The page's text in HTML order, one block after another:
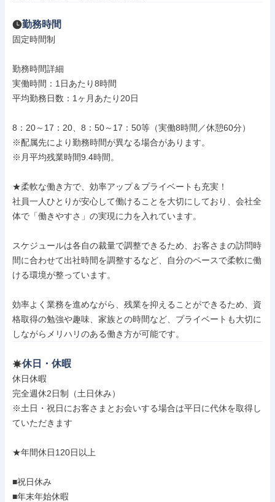
勤務時間
固定時間制
勤務時間詳細
実働時間：1日あたり8時間
平均勤務日数：1ヶ月あたり20日
8：20～17：20、8：50～17：50等（実働8時間／休憩60分）
※配属先により勤務時間が異なる場合があります。
※月平均残業時間9.4時間。
★柔軟な働き方で、効率アップ＆プライベートも充実！
社員一人ひとりが安心して働けることを大切にしており、会社全
体で「働きやすさ」の実現に力を入れています。
スケジュールは各自の裁量で調整できるため、お客さまの訪問時
間に合わせて出社時間を調整するなど、自分のペースで柔軟に働
ける環境が整っています。
効率よく業務を進めながら、残業を抑えることができるため、資
格取得の勉強や趣味、家族との時間など、プライベートも大切に
しながらメリハリのある働き方が可能です。
休日・休暇
休日休暇
完全週休2日制（土日休み）
※土日・祝日にお客さまとお会いする場合は平日に代休を取得し
ていただきます
★年間休日120日以上
■祝日休み
■年末年始休暇